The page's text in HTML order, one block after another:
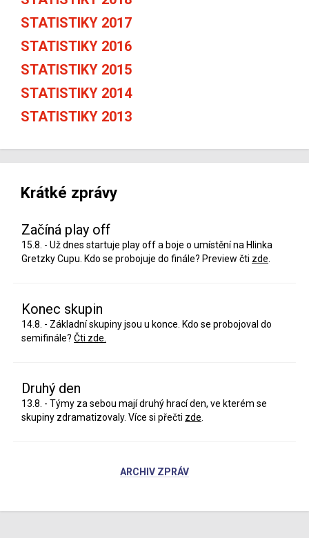
STATISTIKY 2017
STATISTIKY 2016
STATISTIKY 2015
STATISTIKY 2014
STATISTIKY 2013
Krátké zprávy
Začíná play off
15.8. - Už dnes startuje play off a boje o umístění na Hlinka
Gretzky Cupu. Kdo se probojuje do finále? Preview čti zde
Konec skupin
14.8. - Základní skupiny jsou u konce. Kdo se probojoval do
semifinále? Čti zde.
Druhý den
13.8. - Týmy za sebou mají druhý hrací den, ve kterém se
skupiny zdramatizovaly. Více si přečti zde
ARCHIV ZPRÁV